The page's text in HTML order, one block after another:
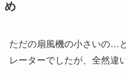
め
ただの扇風機の小さいの…
レーターでしたが、全然違